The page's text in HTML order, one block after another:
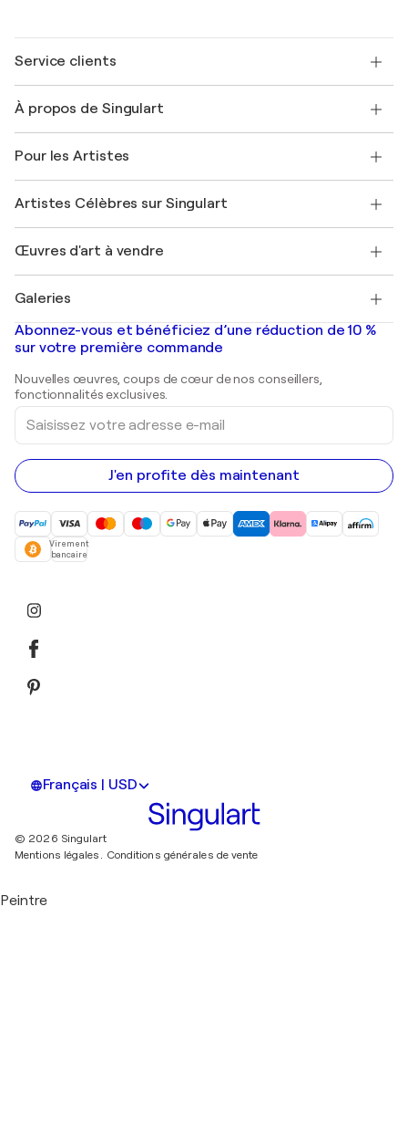
Service clients
Expédition
Offrir une carte cadeau
Rejoignez notre programme commercial
Mon compte
+33 1 76 44 06 42
À propos de Singulart
FAQ
Magazine Singulart
Emplois
Découvrez une sélection d'art original
Pour les Artistes
Se connecter en tant qu'Artiste
Artistes Célèbres sur Singulart
Marc Chagall
Banksy
Mr. Brainwash
Shepard Fairey
Œuvres d'art à vendre
Tableaux abstraits à vendre
Peintures de paysage
Estampes
Peintures acryliques
Galeries
Galeries d'art en France
Galeries d'art en Belgique
Abonnez-vous et bénéficiez d’une réduction de 10 %
sur votre première commande
Nouvelles œuvres, coups de cœur de nos conseillers,
fonctionnalités exclusives.
Saisissez
votre
adresse
e-
mail
J'en profite dès maintenant
Virement
bancaire
Français | USD
© 2026 Singulart
Mentions légales. Conditions générales de vente
Peintre